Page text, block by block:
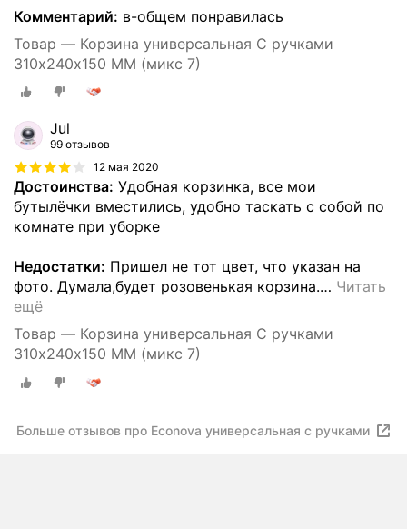
Комментарий: в-общем понравилась
Товар — Корзина универсальная С ручками
310х240х150 ММ (микс 7)
Jul
99 отзывов
12 мая 2020
Достоинства: Удобная корзинка, все мои
бутылёчки вместились, удобно таскать с собой по
комнате при уборке
Недостатки: Пришел не тот цвет, что указан на
фото. Думала,будет розовенькая корзина.… Читать
ещё
Товар — Корзина универсальная С ручками
310х240х150 ММ (микс 7)
Больше отзывов про Econova универсальная с ручками